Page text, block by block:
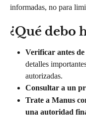
informadas, no para
¿Qué debo
Verificar antes
detalles
autorizadas.
Consultar a un
Trate a Manus
una autoridad